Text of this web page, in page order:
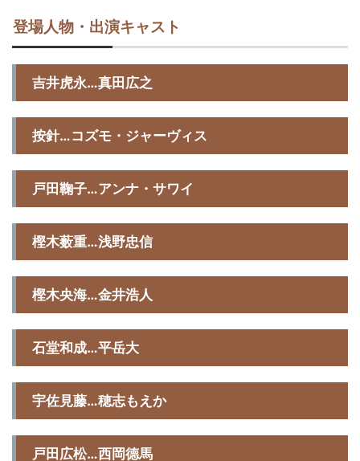
登場人物・出演キャスト
吉井虎永…真田広之
按針…コズモ・ジャーヴィス
戸田鞠子…アンナ・サワイ
樫木薮重…浅野忠信
樫木央海…金井浩人
石堂和成…平岳大
宇佐見藤…穂志もえか
戸田広松…西岡德馬